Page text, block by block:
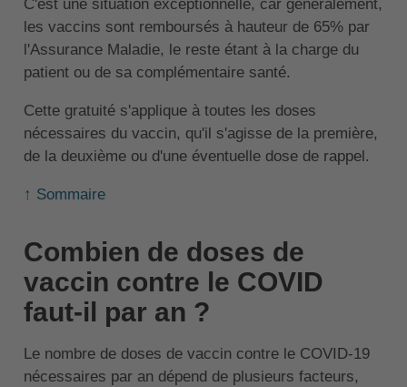
C'est une situation exceptionnelle, car généralement,
les vaccins sont remboursés à hauteur de 65% par
l'Assurance Maladie, le reste étant à la charge du
patient ou de sa complémentaire santé.
Cette gratuité s'applique à toutes les doses
nécessaires du vaccin, qu'il s'agisse de la première,
de la deuxième ou d'une éventuelle dose de rappel.
↑ Sommaire
Combien de doses de
vaccin contre le COVID
faut-il par an ?
Le nombre de doses de vaccin contre le COVID-19
nécessaires par an dépend de plusieurs facteurs,